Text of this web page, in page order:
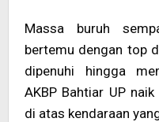
Massa buruh
bertemu dengan top
dipenuhi hingga
AKBP Bahtiar UP
di atas kendaraan